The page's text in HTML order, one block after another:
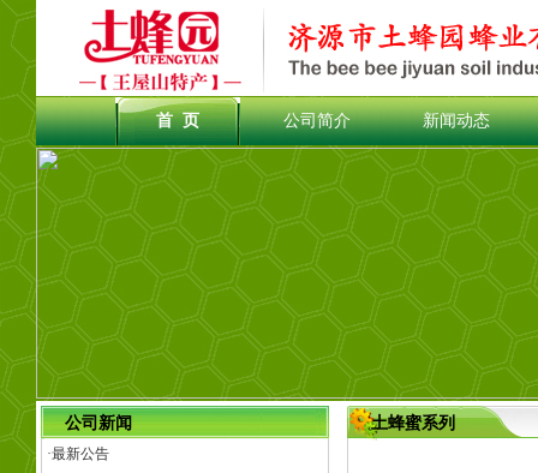
首 页 公司简介 新闻动态
公司新闻
·最新公告
土蜂蜜系列